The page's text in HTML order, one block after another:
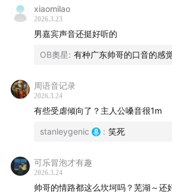
xiaomilao
2026.3.23
男嘉宾声音还挺好听的
OB奧星: 有种广东帅哥的口音的感
周语音记录
2026.3.24
有些受虐倾向了？主人公嗓音很1m
stanleygenic : 笑死
可乐冒泡才有趣
2026.3.24
帅哥的情路都这么坎坷吗？芜湖～还